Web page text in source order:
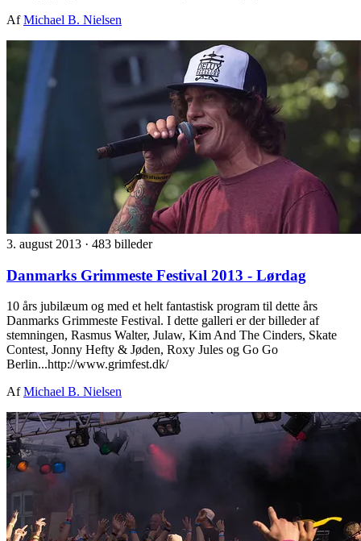
AfMichael B. Nielsen
3. august 2013 · 483 billeder
Danmarks Grimmeste Festival 2013 - Lørdag
10 års jubilæum og med et helt fantastisk program til dette års
Danmarks Grimmeste Festival. I dette galleri er der billeder af
stemningen, Rasmus Walter, Julaw, Kim And The Cinders, Skate
Contest, Jonny Hefty & Jøden, Roxy Jules og Go Go
Berlin...http://www.grimfest.dk/
AfMichael B. Nielsen